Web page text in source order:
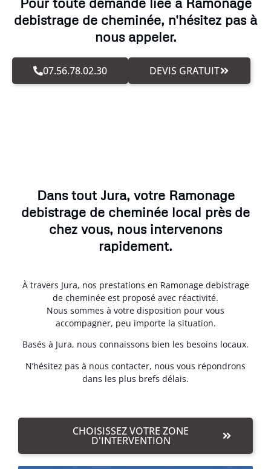
debistrage de cheminée, n'hésitez pas à
nous appeler.
07.56.78.02.30 DEVIS GRATUIT
Dans tout Jura, votre Ramonage
debistrage de cheminée local près de
chez vous, nous intervenons
rapidement.
À travers Jura, nos prestations en Ramonage debistrage
de cheminée est proposé avec réactivité.
Nous sommes à votre disposition pour vous
accompagner, peu importe la situation.
Basés à Jura, nous connaissons bien les besoins locaux.
N’hésitez pas à nous contacter, nous vous répondrons
dans les plus brefs délais.
CHOISISSEZ VOTRE ZONE
D'INTERVENTION